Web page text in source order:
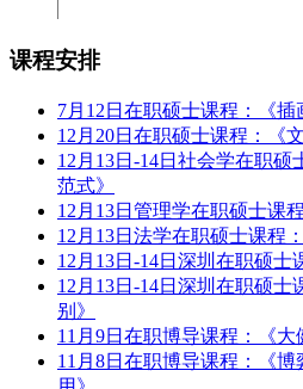
课程安排
7月12日在职硕士课程：《插
12月20日在职硕士课程：《
12月13日-14日社会学在职
范式》
12月13日管理学在职硕士课
12月13日法学在职硕士课程
12月13日-14日深圳在职硕士
12月13日-14日深圳在职硕
别》
11月9日在职博导课程：《大
11月8日在职博导课程：《